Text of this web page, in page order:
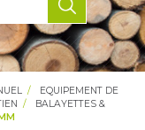
EQUIPEMENT DE
BALAYETTES &